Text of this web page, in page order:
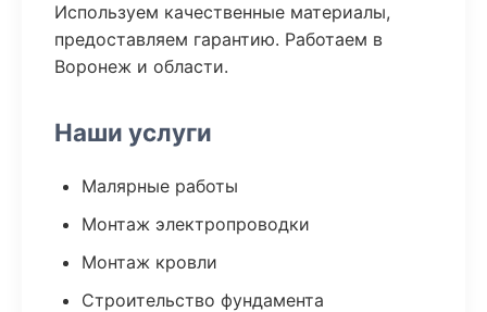
Используем качественные материалы,
предоставляем гарантию. Работаем в
Воронеж и области.
Наши услуги
Малярные работы
Монтаж электропроводки
Монтаж кровли
Строительство фундамента